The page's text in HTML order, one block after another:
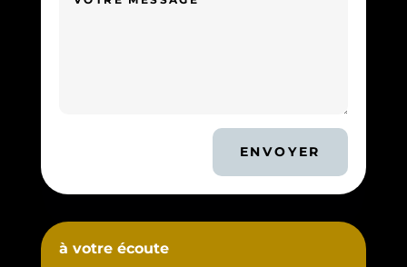
ENVOYER
à votre écoute